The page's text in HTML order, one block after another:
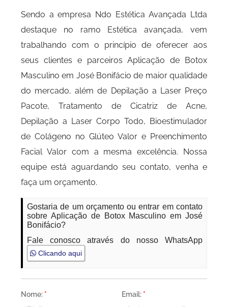
Sendo a empresa Ndo Estética Avançada Ltda
destaque no ramo Estética avançada, vem
trabalhando com o princípio de oferecer aos
seus clientes e parceiros Aplicação de Botox
Masculino em José Bonifácio de maior qualidade
do mercado, além de Depilação a Laser Preço
Pacote, Tratamento de Cicatriz de Acne,
Depilação a Laser Corpo Todo, Bioestimulador
de Colágeno no Glúteo Valor e Preenchimento
Facial Valor com a mesma excelência. Nossa
equipe está aguardando seu contato, venha e
faça um orçamento.
Gostaria de um orçamento ou entrar em contato
sobre Aplicação de Botox Masculino em José
Bonifácio?
Fale conosco através do nosso WhatsApp
Clicando aqui
Nome: * Email: *